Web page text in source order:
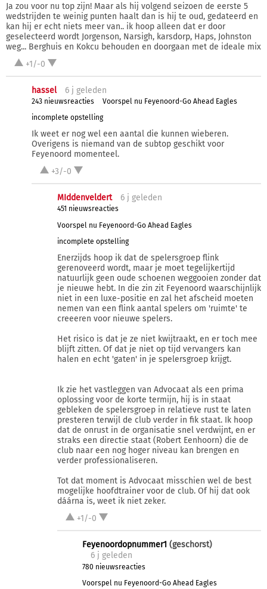
Ja zou voor nu top zijn! Maar als hij volgend seizoen de eerste 5
wedstrijden te weinig punten haalt dan is hij te oud, gedateerd en
kan hij er echt niets meer van.. ik hoop alleen dat er door
geselecteerd wordt Jorgenson, Narsigh, karsdorp, Haps, Johnston
weg... Berghuis en Kokcu behouden en doorgaan met de ideale mix
+1/-0
hassel 6 j geleden
243 nieuwsreacties
Voorspel nu Feyenoord-Go Ahead Eagles
incomplete opstelling
Ik weet er nog wel een aantal die kunnen wieberen.
Overigens is niemand van de subtop geschikt voor
Feyenoord momenteel.
+3/-0
MIddenveldert 6 j geleden
451 nieuwsreacties
Voorspel nu Feyenoord-Go Ahead Eagles
incomplete opstelling
Enerzijds hoop ik dat de spelersgroep flink
gerenoveerd wordt, maar je moet tegelijkertijd
natuurlijk geen oude schoenen weggooien zonder dat
je nieuwe hebt. In die zin zit Feyenoord waarschijnlijk
niet in een luxe-positie en zal het afscheid moeten
nemen van een flink aantal spelers om 'ruimte' te
creeeren voor nieuwe spelers.
Het risico is dat je ze niet kwijtraakt, en er toch mee
blijft zitten. Of dat je niet op tijd vervangers kan
halen en echt 'gaten' in je spelersgroep krijgt.
Ik zie het vastleggen van Advocaat als een prima
oplossing voor de korte termijn, hij is in staat
gebleken de spelersgroep in relatieve rust te laten
presteren terwijl de club verder in fik staat. Ik hoop
dat de onrust in de organisatie snel verdwijnt, en er
straks een directie staat (Robert Eenhoorn) die de
club naar een nog hoger niveau kan brengen en
verder professionaliseren.
Tot dat moment is Advocaat misschien wel de best
mogelijke hoofdtrainer voor de club. Of hij dat ook
dáárna is, weet ik niet zeker.
+1/-0
Feyenoordopnummer1 (geschorst)
6 j geleden
780 nieuwsreacties
Voorspel nu Feyenoord-Go Ahead Eagles